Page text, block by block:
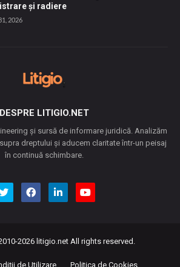
și radiere
2026
DESPRE LITIGIO.NET
și sursă de informare juridică. Analizăm
dreptului și aducem claritate într-un peisaj
în continuă schimbare.
2026 litigio.netAll rights reserved.
de Utilizare Politica de Cookies